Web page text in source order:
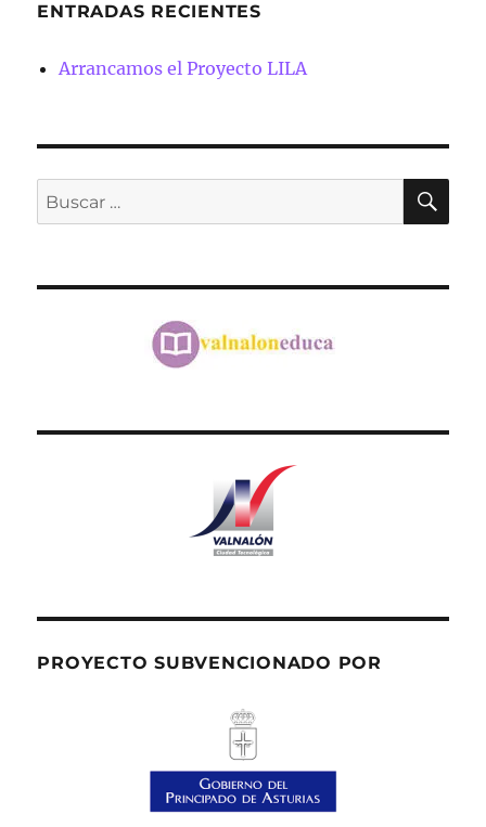
ENTRADAS RECIENTES
Arrancamos el Proyecto LILA
Buscar
por:
PROYECTO SUBVENCIONADO POR